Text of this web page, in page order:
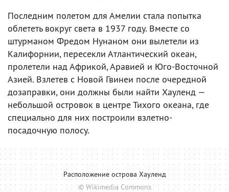
Последним полетом для Амелии стала попытка
облететь вокруг света в 1937 году. Вместе со
штурманом Фредом Нунаном они вылетели из
Калифорнии, пересекли Атлантический океан,
пролетели над Африкой, Аравией и Юго-Восточной
Азией. Взлетев с Новой Гвинеи после очередной
дозаправки, они должны были найти Хауленд —
небольшой островок в центре Тихого океана, где
специально для них построили взлетно-
посадочную полосу.
Расположение острова Хауленд
© Wikimedia Commons